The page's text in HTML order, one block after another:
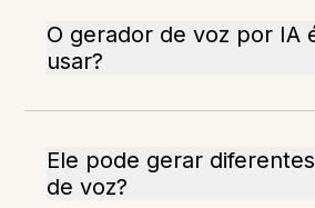
O gerador de voz por IA
usar?
Ele pode gerar
de voz?